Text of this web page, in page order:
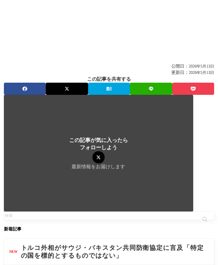
公開日： 2026年5月13日
更新日： 2026年5月13日
この記事を共有する
この記事が気に入ったら
フォローしよう
最新情報をお届けします
新着記事
NEW
トルコ外相がサウジ・パキスタン共同防衛協定に言及「特定
の国を標的とするものではない」